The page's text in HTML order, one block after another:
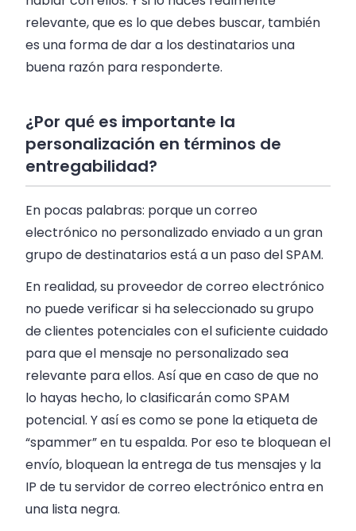
relevante, que es lo que debes buscar, también
es una forma de dar a los destinatarios una
buena razón para responderte.
¿Por qué es importante la
personalización en términos de
entregabilidad?
En pocas palabras: porque un correo
electrónico no personalizado enviado a un gran
grupo de destinatarios está a un paso del SPAM.
En realidad, su proveedor de correo electrónico
no puede verificar si ha seleccionado su grupo
de clientes potenciales con el suficiente cuidado
para que el mensaje no personalizado sea
relevante para ellos. Así que en caso de que no
lo hayas hecho, lo clasificarán como SPAM
potencial. Y así es como se pone la etiqueta de
“spammer” en tu espalda. Por eso te bloquean el
envío, bloquean la entrega de tus mensajes y la
IP de tu servidor de correo electrónico entra en
una lista negra.